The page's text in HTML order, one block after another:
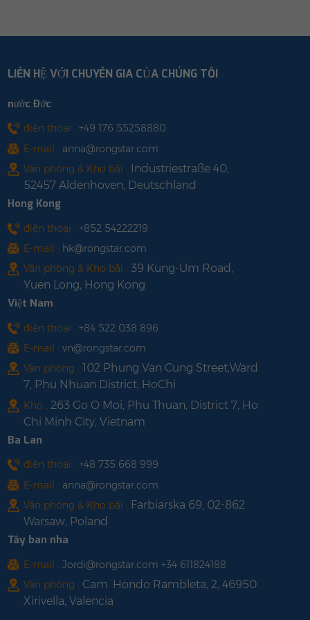
LIÊN HỆ VỚI CHUYÊN GIA CỦA CHÚNG TÔI
nước Đức
điện thoại : +49 176 55258880
E-mail : anna@rongstar.com
Văn phòng & Kho bãi : Industriestraße 40,
52457 Aldenhoven, Deutschland
Hong Kong
điện thoại : +852 54222219
E-mail : hk@rongstar.com
Văn phòng & Kho bãi : 39 Kung-Um Road,
Yuen Long, Hong Kong
Việt Nam
điện thoại : +84 522 038 896
E-mail : vn@rongstar.com
Văn phòng : 102 Phung Van Cung Street,Ward
7, Phu Nhuan District, HoChi
Kho : 263 Go O Moi, Phu Thuan, District 7, Ho
Chi Minh City, Vietnam
Ba Lan
điện thoại : +48 735 668 999
E-mail : anna@rongstar.com
Văn phòng & Kho bãi : Farbiarska 69, 02-862
Warsaw, Poland
Tây ban nha
E-mail : Jordi@rongstar.com +34 611824188
Văn phòng : Cam. Hondo Rambleta, 2, 46950
Xirivella, Valencia